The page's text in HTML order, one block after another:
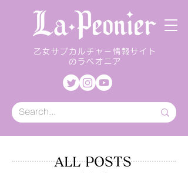
乙女サブカルチャー情報サイト
のラペオニア
ALL POSTS